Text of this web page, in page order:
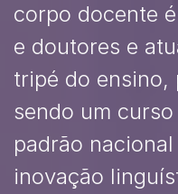
corpo docente
e doutores e
tripé do ensino,
sendo um
padrão
inovação